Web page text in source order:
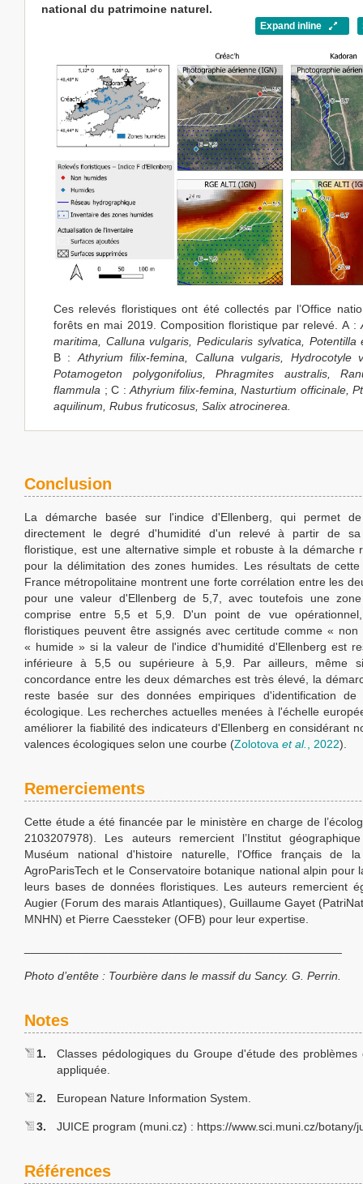
national du patrimoine naturel.
Expand inline
Ces relevés floristiques ont été collectés par l’Office
forêts en mai 2019. Composition floristique par relevé. A :
maritima , Callunavulgaris ,Pedicularis sylvatica Potentilla
B : Athyriumfilix-femina , Callunavulgaris , Hydrocotyle
Potamogeton
polygonifolius, Phragmites australis,
flammula ; C : Athyrium filix-femina , Nasturtium officinale,
aquilinum , Rubus fruticosus Salix atrocinerea
Conclusion
La démarche basée sur l'indice d'Ellenberg, qui permet de
directement le degré d'humidité d'un relevé à partir de sa
floristique, est une alternative simple et robuste à la démarche
pour la délimitation des zones humides. Les résultats de
France métropolitaine montrent une forte corrélation entre les
pour une valeur d'Ellenberg de 5,7, avec toutefois une zone
comprise entre 5,5 et 5,9. D'un point de vue
floristiques peuvent être assignés avec certitude comme «
« humide » si la valeur de l'indice d'humidité d'Ellenberg est
inférieure à 5,5 ou supérieure à 5,9. Par ailleurs, même
concordance entre les deux démarches est très élevé, la
reste basée sur des données empiriques d'identification de
écologique. Les recherches actuelles menées à l'échelle
améliorer la fiabilité des indicateurs d'Ellenberg en considérant
valences écologiques selon une courbe (Zolotova et al. , 2022).
Remerciements
Cette étude a été financée par le ministère en charge de
2103207978). Les auteurs remercient l’Institut
Muséum national d'histoire naturelle, l'Office français de la
AgroParisTech et le Conservatoire botanique national alpin pour
leurs bases de données floristiques. Les auteurs remercient
Augier (Forum des marais Atlantiques), Guillaume Gayet
MNHN) et Pierre Caessteker (OFB) pour leur expertise.
Photo d’entête : Tourbière dans le massif du Sancy. G Perrin.
Notes
1.
Classes pédologiques du Groupe d'étude des problèmes
appliquée.
2. European Nature Information System.
3. JUICE program (muni.cz) : https://www.sci.muni.cz/botany/
Références